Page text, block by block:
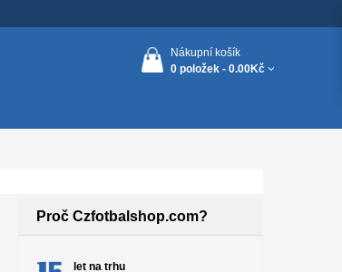
Nákupní košík
0 položek - 0.00Kč
Proč Czfotbalshop.com?
let na trhu